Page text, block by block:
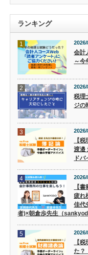
ランキング
1 2026/
会計
～今
2 2026/
税理
ジの
3 2026/
【
渡邉
ドバ
4 2026/
【
疲れ
佳代
者)×朝倉歩先生（
5 2026/
【
た？